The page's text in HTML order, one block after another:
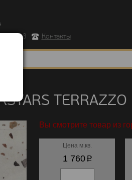
3
Контакты
TERRAZZO
Вы смотрите товар из
Цена м.кв.
1 760p